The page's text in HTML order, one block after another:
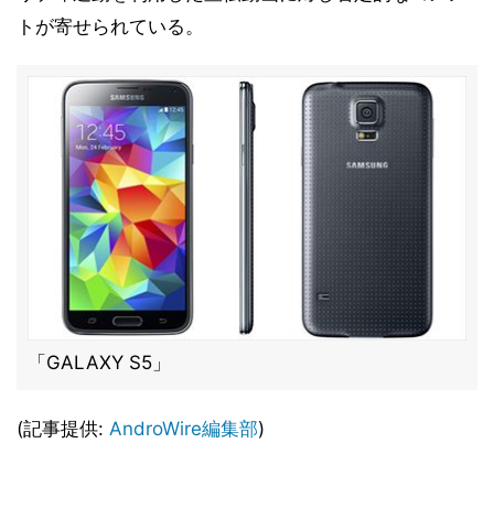
トが寄せられている。
「GALAXY S5」
(記事提供: AndroWire編集部)